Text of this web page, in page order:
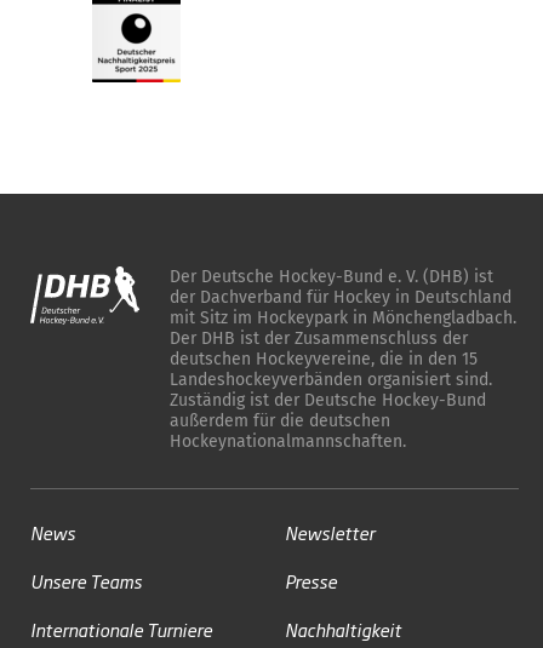
Der Deutsche Hockey-Bund e. V. (DHB) ist
der Dachverband für Hockey in Deutschland
mit Sitz im Hockeypark in Mönchengladbach.
Der DHB ist der Zusammenschluss der
deutschen Hockeyvereine, die in den 15
Landeshockeyverbänden organisiert sind.
Zuständig ist der Deutsche Hockey-Bund
außerdem für die deutschen
Hockeynationalmannschaften.
News
Unsere Teams
Internationale Turniere
Newsletter
Presse
Nachhaltigkeit